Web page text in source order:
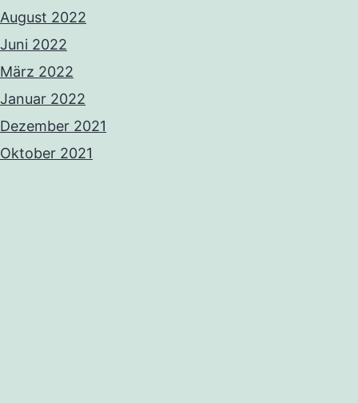
August 2022
Juni 2022
März 2022
Januar 2022
Dezember 2021
Oktober 2021